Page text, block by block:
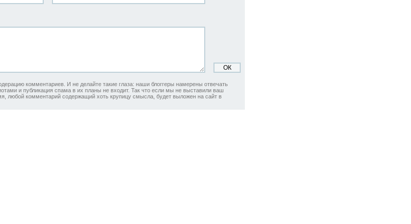
комментариев. И не делайте такие глаза: наши блоггеры намерены отвечать
и публикация спама в их планы не входит. Так что если мы не выставили ваш
любой комментарий содержащий хоть крупицу смысла, будет выложен на сайт в